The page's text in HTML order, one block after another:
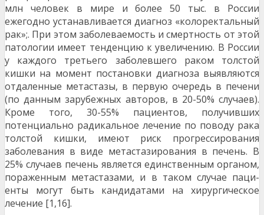
млн человек в мире и более 50 тыс. в России
ежегодно устанавливается диагноз «ко­лоректальный
рак»;. При этом заболеваемость и смертность от этой
патологии имеет тенденцию к увеличению. В России
у каждого третьего забо­левшего раком толстой
кишки на момент поста­новки диагноза выявляются
отдаленные метаста­зы, в первую очередь в печени
(по данным зару­бежных авторов, в 20-50% случаев).
Кроме того, 30-55% пациентов, получивших
потенциально радикальное лечение по поводу рака
толстой кишки, имеют риск прогрессирования
заболева­ния в виде метастазирования в печень. В
25% случаев печень является единственным органом,
пораженным метастазами, и в таком случае паци­
енты могут быть кандидатами на хирургическое
лечение [1,16].